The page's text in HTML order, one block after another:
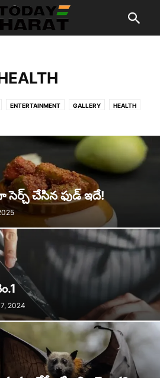
ENTERTAINMENT GALLERY HEALTH
STORIES SPORTS VIDEOS
చేసిన ఫుడ్ ఇదే!
2024